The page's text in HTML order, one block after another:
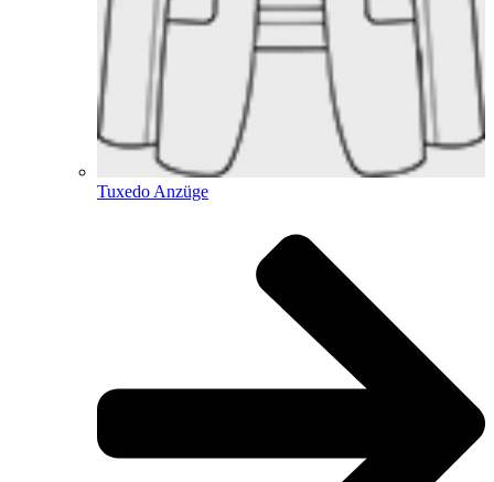
Tuxedo Anzüge